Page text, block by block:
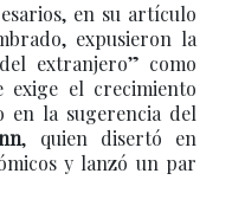
en su artículo
expusieron la
extranjero” como
exige el crecimiento
en la sugerencia del
, quien disertó en
y lanzó un par